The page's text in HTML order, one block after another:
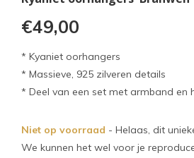
€49,00
* Kyaniet oorhangers
* Massieve, 925 zilveren details
* Deel van een set met armband en
Niet op voorraad - Helaas, dit
We kunnen het wel voor je